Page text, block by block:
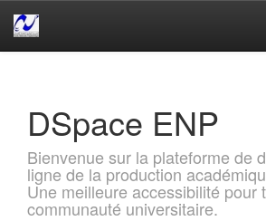
DSpace ENP
Bienvenue sur la plateforme de
ligne de la production
Une meilleure accessibilité pour
communauté universitaire.